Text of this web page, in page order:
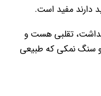
تقلبی هست و
سنگ نمکی که طبیعی